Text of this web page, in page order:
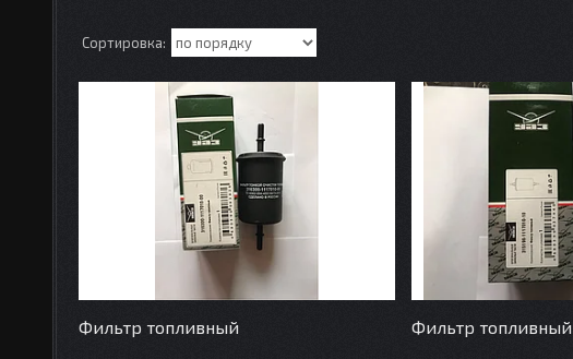
Фильтр топливный Фильтр топливный